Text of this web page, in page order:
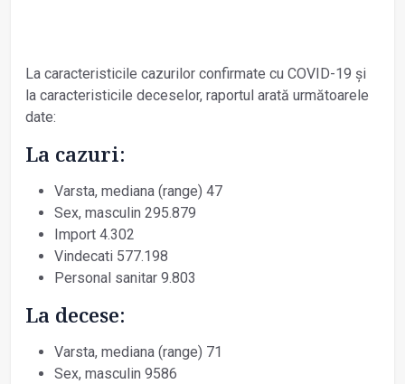
La caracteristicile cazurilor confirmate cu COVID-19 și
la caracteristicile deceselor, raportul arată următoarele
date:
La cazuri:
Varsta, mediana (range) 47
Sex, masculin 295.879
Import 4.302
Vindecati 577.198
Personal sanitar 9.803
La decese:
Varsta, mediana (range) 71
Sex, masculin 9586